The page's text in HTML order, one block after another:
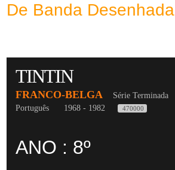
De Banda Desenhada
TINTIN
FRANCO-BELGA Série Terminada
Português
1968 - 1982 470000
ANO : 8º